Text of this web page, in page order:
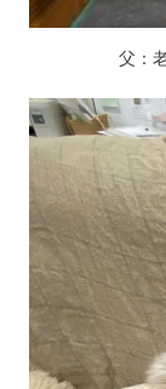
父：